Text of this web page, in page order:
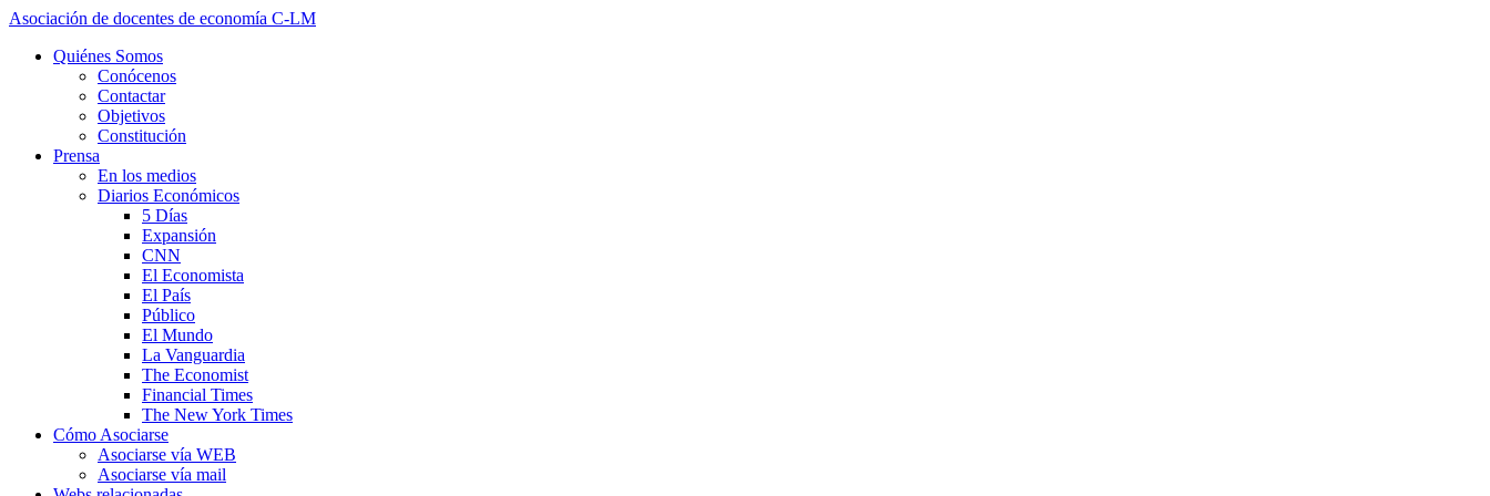
Asociación de docentes de economía C-LM
Quiénes Somos
Conócenos
Contactar
Objetivos
Constitución
Prensa
En los medios
Diarios Económicos
5 Días
Expansión
CNN
El Economista
El País
Público
El Mundo
La Vanguardia
The Economist
Financial Times
The New York Times
Cómo Asociarse
Asociarse vía WEB
Asociarse vía mail